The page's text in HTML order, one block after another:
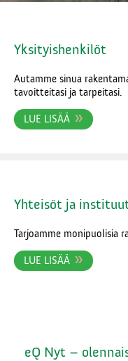
Yksityishenkilöt
Autamme sinua
tavoitteitasi ja tarpeitasi.
LUE LISÄÄ
Yhteisöt ja
Tarjoamme monipuolisia
LUE LISÄÄ
eQ Nyt –